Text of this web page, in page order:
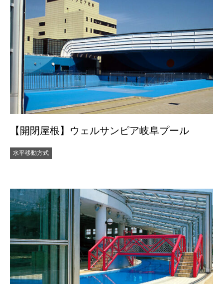
【開閉屋根】ウェルサンピア岐阜プール
水平移動方式